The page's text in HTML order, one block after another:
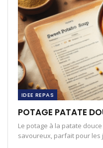
IDEE REPAS
POTAGE PATATE
Le potage à la patate
savoureux, parfait pour